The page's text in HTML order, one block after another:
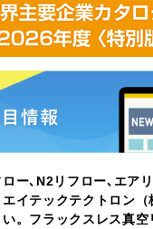
ー､N2リフロー､エア
エイテックテクトロン
。フラックスレス真空